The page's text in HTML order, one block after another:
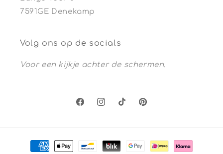
7591GE Denekamp
Volg ons op de socials
Voor een kijkje achter de schermen.
FacebookInstagram
TikTok Pinterest
Betaalmethoden